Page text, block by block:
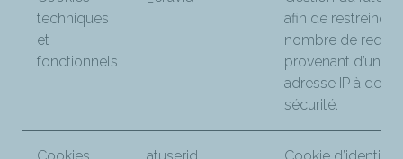
techniques
et
fonctionnels
afin de
nombre de
provenant d’une
adresse IP à des
sécurité.